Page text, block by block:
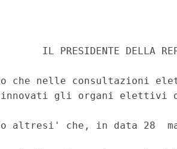
IL PRESIDENTE DELLA
che nelle consultazioni
gli organi elettivi del
altresi' che, in data 28